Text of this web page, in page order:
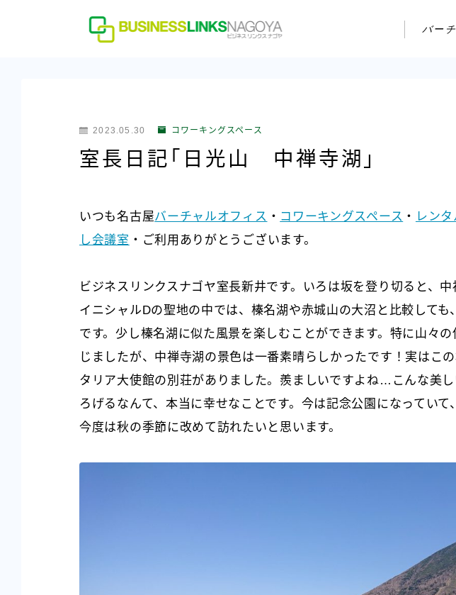
バー
2023.05.30 コワーキングスペース
室長日記「日光山 中禅寺湖」
いつも名古屋バーチャルオフィス ・ コワーキングスペース ・ レン
し会議室 ・ご利用ありがとうございます。
ビジネスリンクスナゴヤ室長新井です。いろは坂を登り切ると、中
イニシャルDの聖地の中では、榛名湖や赤城山の大沼と比較しても
です。少し榛名湖に似た風景を楽しむことができます。特に山々
じましたが、中禅寺湖の景色は一番素晴らしかったです！実はこ
タリア大使館の別荘がありました。羨ましいですよね…こんな美
ろげるなんて、本当に幸せなことです。今は記念公園になっていて
今度は秋の季節に改めて訪れたいと思います。